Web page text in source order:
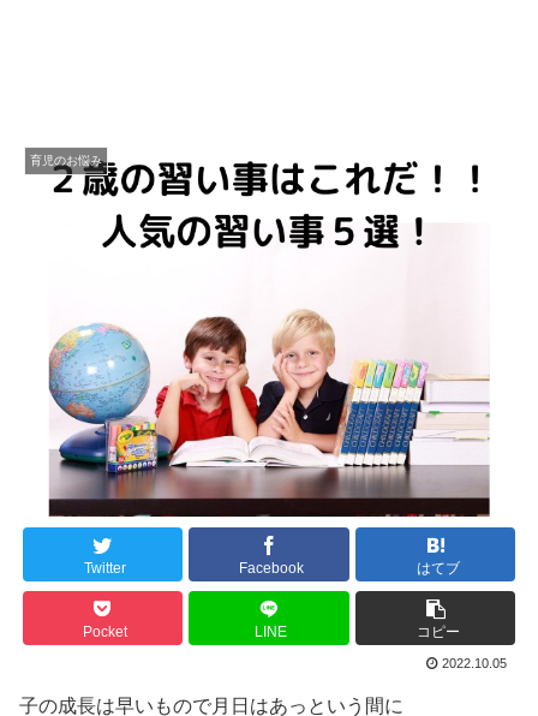
育児のお悩み
Twitter Facebook はてブ
Pocket LINE コピー
2022.10.05
子の成長は早いもので月日はあっという間に